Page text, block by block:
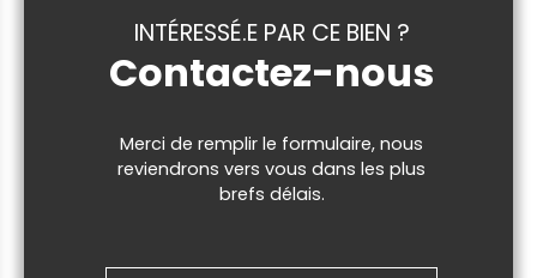
INTÉRESSÉ.E PAR CE BIEN ?
Contactez-nous
Merci de remplir le formulaire, nous
reviendrons vers vous dans les plus
brefs délais.